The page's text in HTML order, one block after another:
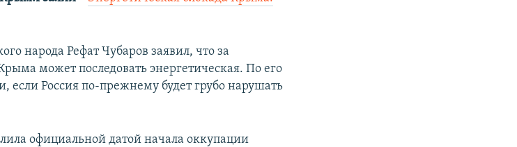
народа Рефат Чубаров заявил, что за
может последовать энергетическая. По его
если Россия по-прежнему будет грубо нарушать
официальной датой начала оккупации